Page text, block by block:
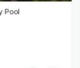
Pool